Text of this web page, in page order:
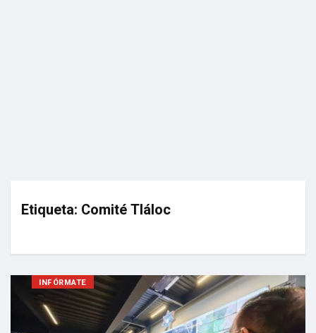
Etiqueta: Comité Tláloc
INFÓRMATE